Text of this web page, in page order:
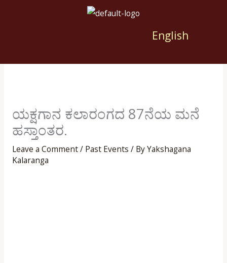
English
ಯಕ್ಷಗಾನ ಕಲಾರಂಗದ 87ನೆಯ ಮನೆ
ಹಸ್ತಾಂತರ.
Leave a Comment/ Past Events / ByYakshagana
Kalaranga